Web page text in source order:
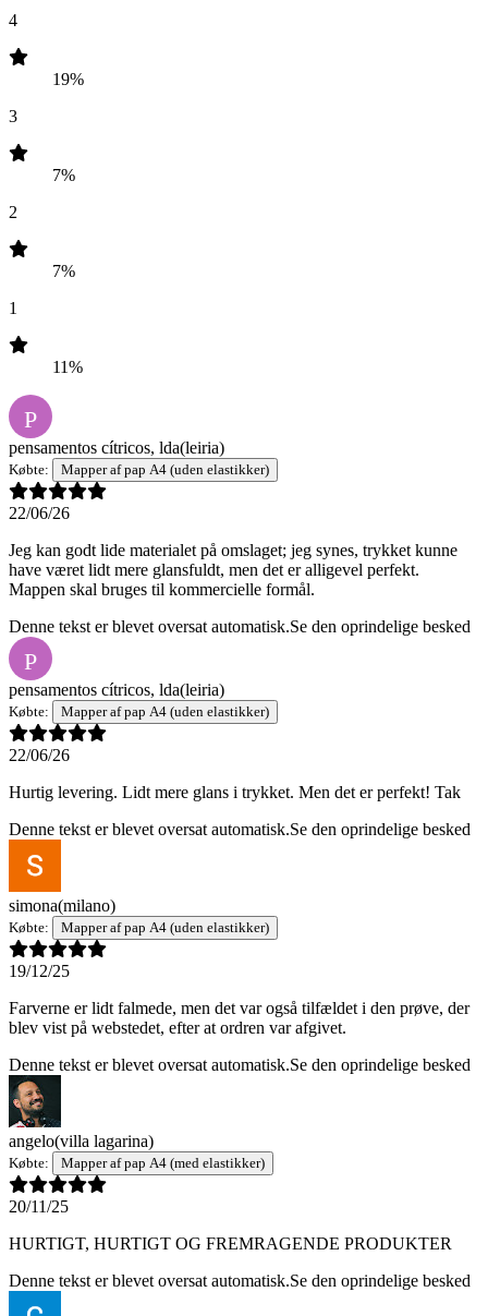
4
19%
3
7%
2
7%
1
11%
P
pensamentos cítricos, lda(leiria)
Købte: Mapper af pap A4 (uden elastikker)
22/06/26
Jeg kan godt lide materialet på omslaget; jeg synes, trykket kunne
have været lidt mere glansfuldt, men det er alligevel perfekt.
Mappen skal bruges til kommercielle formål.
Denne tekst er blevet oversat automatisk.Se den oprindelige besked
P
pensamentos cítricos, lda(leiria)
Købte: Mapper af pap A4 (uden elastikker)
22/06/26
Hurtig levering. Lidt mere glans i trykket. Men det er perfekt! Tak
Denne tekst er blevet oversat automatisk.Se den oprindelige besked
simona(milano)
Købte: Mapper af pap A4 (uden elastikker)
19/12/25
Farverne er lidt falmede, men det var også tilfældet i den prøve, der
blev vist på webstedet, efter at ordren var afgivet.
Denne tekst er blevet oversat automatisk.Se den oprindelige besked
angelo(villa lagarina)
Købte: Mapper af pap A4 (med elastikker)
20/11/25
HURTIGT, HURTIGT OG FREMRAGENDE PRODUKTER
Denne tekst er blevet oversat automatisk.Se den oprindelige besked